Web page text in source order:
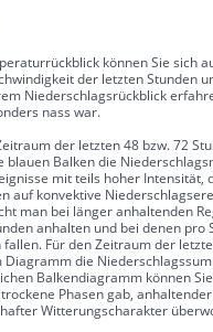
können Sie sich
der letzten Stunden
Niederschlagsrückblick
nass war.
der letzten 48 bzw. 72
blauen Balken die
mit teils hoher Intensität,
auf konvektive
man bei länger anhaltenden
anhalten und bei denen pro
Für den Zeitraum der
Diagramm die
Balkendiagramm können
Phasen gab,
Witterungscharakter